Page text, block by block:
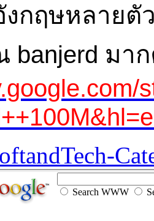
กฤษหลายตั
มา
Search WWW